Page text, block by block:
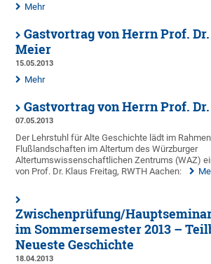
Mehr
Gastvortrag von Herrn Prof.
Meier
15.05.2013
Mehr
Gastvortrag von Herrn Prof.
07.05.2013
Der Lehrstuhl für Alte Geschichte lädt im
Flußlandschaften im Altertum des Würzburger
Altertumswissenschaftlichen Zentrums (WAZ)
von Prof. Dr. Klaus Freitag, RWTH Aachen:
Zwischenprüfung/
im Sommersemester 2013 –
Neueste Geschichte
18.04.2013